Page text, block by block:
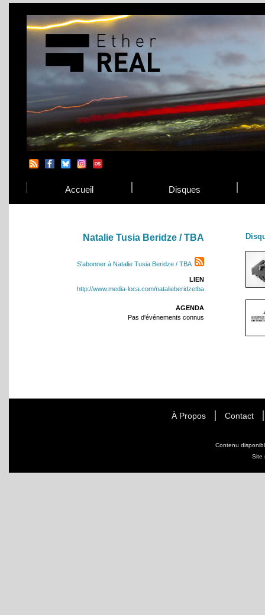
Accueil Disques
Natalie Tusia Beridze / TBA
S'abonner à Natalie Tusia Beridze / TBA
LIEN
http://www.media-loca.com/natalieberidzetba
AGENDA
Pas d'événements connus
À Propos Contact
Contenu
Site